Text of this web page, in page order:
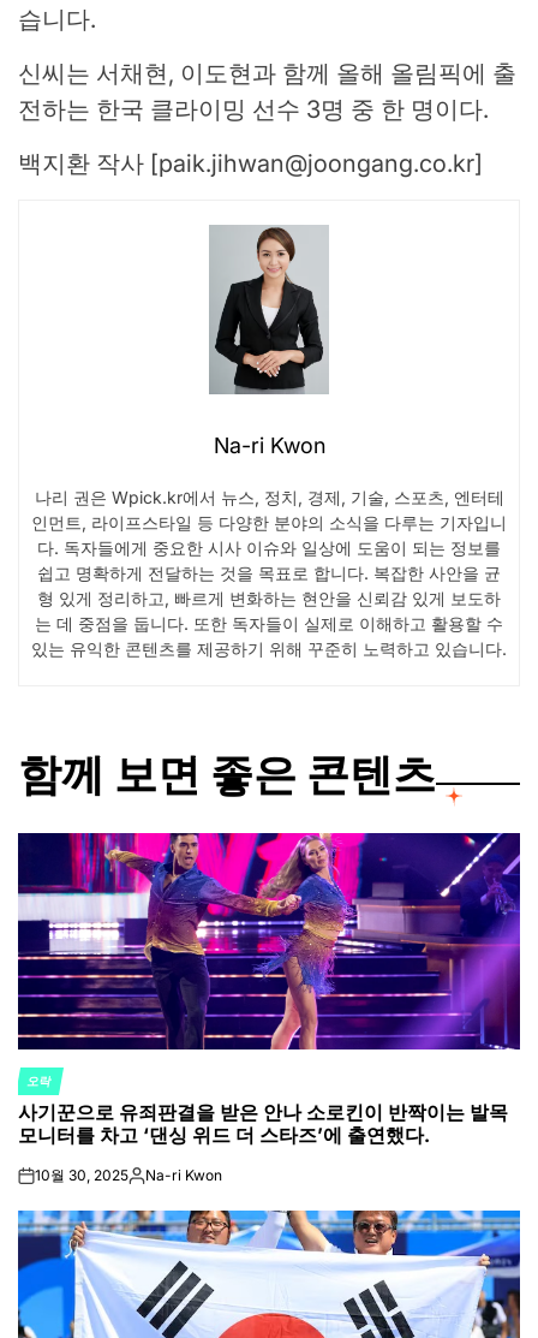
습니다.
신씨는 서채현, 이도현과 함께 올해 올림픽에 출
전하는 한국 클라이밍 선수 3명 중 한 명이다.
백지환 작사 [paik.jihwan@joongang.co.kr]
Na-ri Kwon
나리 권은 Wpick.kr에서 뉴스, 정치, 경제, 기술, 스포츠, 엔터테
인먼트, 라이프스타일 등 다양한 분야의 소식을 다루는 기자입니
다. 독자들에게 중요한 시사 이슈와 일상에 도움이 되는 정보를
쉽고 명확하게 전달하는 것을 목표로 합니다. 복잡한 사안을 균
형 있게 정리하고, 빠르게 변화하는 현안을 신뢰감 있게 보도하
는 데 중점을 둡니다. 또한 독자들이 실제로 이해하고 활용할 수
있는 유익한 콘텐츠를 제공하기 위해 꾸준히 노력하고 있습니다.
함께 보면 좋은 콘텐츠
POSTED
IN
오락
사기꾼으로 유죄판결을 받은 안나 소로킨이 반짝이는 발목
모니터를 차고 ‘댄싱 위드 더 스타즈’에 출연했다.
on10월 30, 2025Posted
Na-ri Kwon